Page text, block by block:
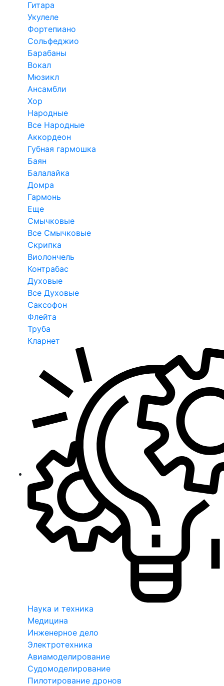
Гитара
Укулеле
Фортепиано
Сольфеджио
Барабаны
Вокал
Мюзикл
Ансамбли
Хор
Народные
Все Народные
Аккордеон
Губная гармошка
Баян
Балалайка
Домра
Гармонь
Еще
Смычковые
Все Смычковые
Скрипка
Виолончель
Контрабас
Духовые
Все Духовые
Саксофон
Флейта
Труба
Кларнет
Наука и техника
Медицина
Инженерное дело
Электротехника
Авиамоделирование
Судомоделирование
Пилотирование дронов